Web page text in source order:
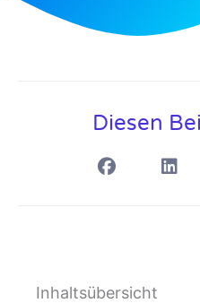
Diesen
Inhaltsübersicht